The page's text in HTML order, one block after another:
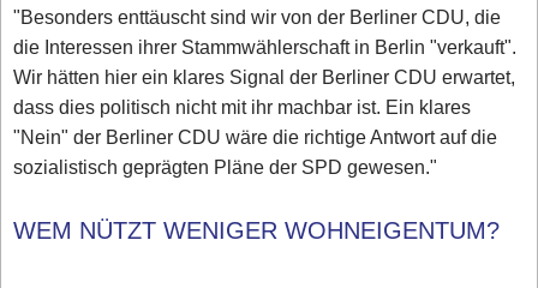
"Besonders enttäuscht sind wir von der Berliner CDU, die
die Interessen ihrer Stammwählerschaft in Berlin "verkauft".
Wir hätten hier ein klares Signal der Berliner CDU erwartet,
dass dies politisch nicht mit ihr machbar ist. Ein klares
"Nein" der Berliner CDU wäre die richtige Antwort auf die
sozialistisch geprägten Pläne der SPD gewesen."
WEM NÜTZT WENIGER WOHNEIGENTUM?